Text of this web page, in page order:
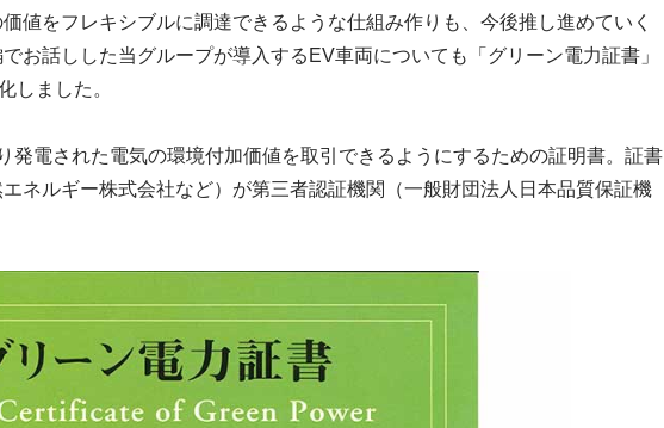
値をフレキシブルに調達できるような仕組み作りも、今後推し進めていく
お話しした当グループが導入するEV車両についても「グリーン電力証書」
しました。
電された電気の環境付加価値を取引できるようにするための証明書。証書
ネルギー株式会社など）が第三者認証機関（一般財団法人日本品質保証機